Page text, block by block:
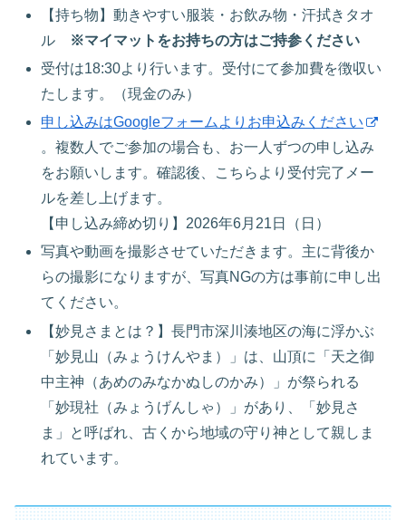
【持ち物】動きやすい服装・お飲み物・汗拭きタオ
ル
※マイマットをお持ちの方はご持参ください
受付は18:30より行います。受付にて参加費を徴収い
たします。（現金のみ）
申し込みはGoogleフォームよりお申込みください
。複数人でご参加の場合も、お一人ずつの申し込み
をお願いします。確認後、こちらより受付完了メー
ルを差し上げます。
【申し込み締め切り】2026年6月21日（日）
写真や動画を撮影させていただきます。主に背後か
らの撮影になりますが、写真NGの方は事前に申し出
てください。
【妙見さまとは？】長門市深川湊地区の海に浮かぶ
「妙見山（みょうけんやま）」は、山頂に「天之御
中主神（あめのみなかぬしのかみ）」が祭られる
「妙現社（みょうげんしゃ）」があり、「妙見さ
ま」と呼ばれ、古くから地域の守り神として親しま
れています。